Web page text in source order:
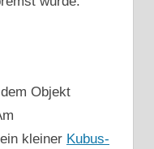
Objekt
kleiner Kubus-